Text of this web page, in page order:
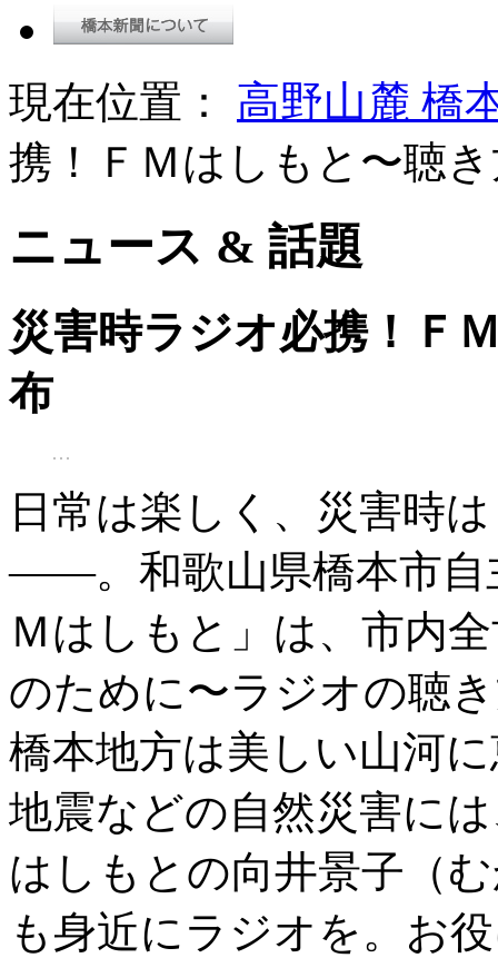
現在位置： 高野山麓 橋
携！ＦＭはしもと〜聴
ニュース & 話題
災害時ラジオ必携！Ｆ
布
日常は楽しく、災害時
――。和歌山県橋本市自
Ｍはしもと」は、市内
のために〜ラジオの聴
橋本地方は美しい山河
地震などの自然災害に
はしもとの向井景子（
も身近にラジオを。お